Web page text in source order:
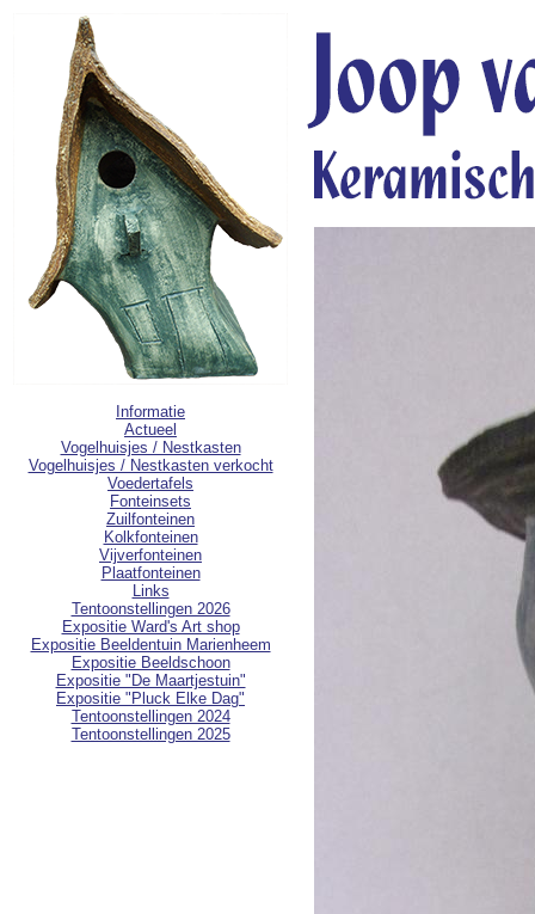
Informatie
Actueel
Vogelhuisjes / Nestkasten
Vogelhuisjes / Nestkasten verkocht
Voedertafels
Fonteinsets
Zuilfonteinen
Kolkfonteinen
Vijverfonteinen
Plaatfonteinen
Links
Tentoonstellingen 2026
Expositie Ward's Art shop
Expositie Beeldentuin Marienheem
Expositie Beeldschoon
Expositie "De Maartjestuin"
Expositie "Pluck Elke Dag"
Tentoonstellingen 2024
Tentoonstellingen 2025